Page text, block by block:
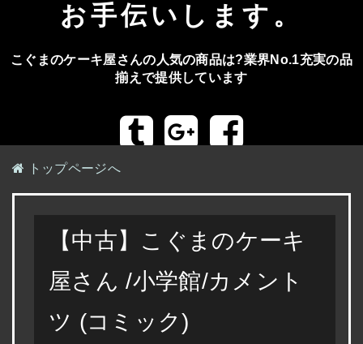
お手伝いします。
こぐまのケーキ屋さんの人気の商品は?業界No.1充実の品
揃えで提供しています
トップページへ
【中古】こぐまのケーキ
屋さん /小学館/カメント
ツ (コミック)